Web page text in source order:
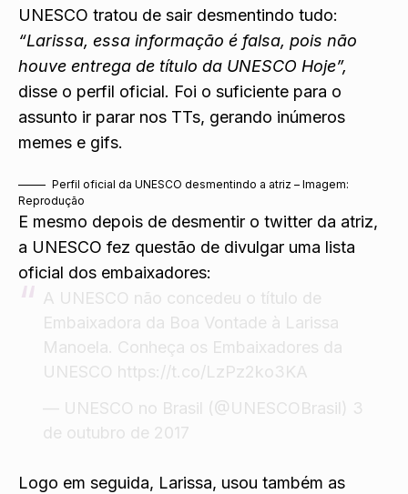
UNESCO tratou de sair desmentindo tudo:
“Larissa, essa informação é falsa, pois não
houve entrega de título da UNESCO Hoje”,
disse o perfil oficial. Foi o suficiente para o
assunto ir parar nos TTs, gerando inúmeros
memes e gifs.
Perfil oficial da UNESCO desmentindo a atriz – Imagem:
Reprodução
E mesmo depois de desmentir o twitter da atriz,
a UNESCO fez questão de divulgar uma lista
oficial dos embaixadores:
A UNESCO não concedeu o título de
Embaixadora da Boa Vontade à Larissa
Manoela. Conheça os Embaixadores da
UNESCO https://t.co/LzPz2ko3KA
— UNESCO no Brasil (@UNESCOBrasil) 3
de outubro de 2017
Logo em seguida, Larissa, usou também as